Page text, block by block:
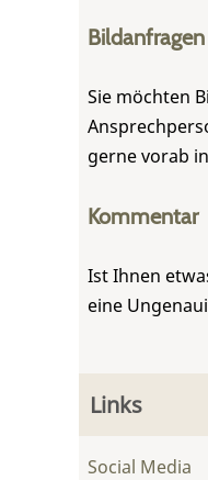
Bildanfragen
Sie möchten
gerne vorab
Kommentar
Ist Ihnen
eine
Links
Social Media